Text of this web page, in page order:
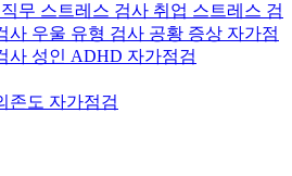
직무 스트레스 검사 취업 스트레스 검
사 우울 유형 검사 공황 증상 자가점
사 성인 ADHD 자가점검
존도 자가점검